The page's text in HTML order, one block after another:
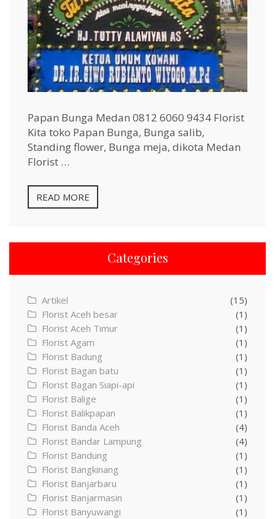
Papan Bunga Medan 0812 6060 9434 Florist
Kita toko Papan Bunga, Bunga salib,
Standing flower, Bunga meja, dikota Medan
Florist …
READ MORE
Categories
Artikel
(15)
Florist Aceh besar
(1)
Florist Aceh Timur
(1)
Florist Agam
(1)
Florist Badung
(1)
Florist Bagan batu
(1)
Florist Bagan Siapi-api
(1)
Florist Balige
(1)
Florist Balikpapan
(1)
Florist Banda Aceh
(4)
Florist Bandar Lampung
(4)
Florist Bandung
(1)
Florist Bangkinang
(1)
Florist Banjarbaru
(1)
Florist Banjarmasin
(1)
Florist Banyuwangi
(1)